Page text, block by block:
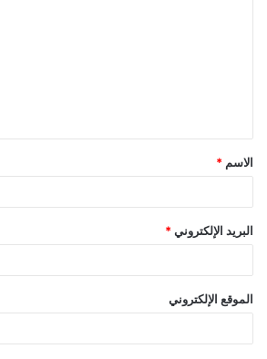
ق
*
الاسم *
البريد الإلكتروني *
الموقع الإلكتروني